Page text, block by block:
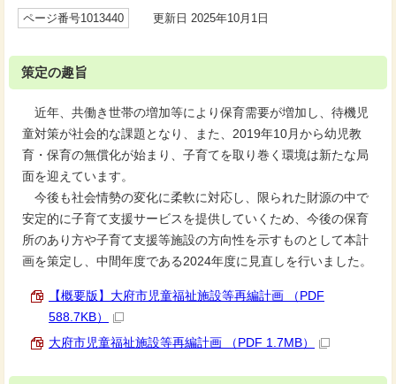
ページ番号1013440 更新日 2025年10月1日
策定の趣旨
近年、共働き世帯の増加等により保育需要が増加し、待機児
童対策が社会的な課題となり、また、2019年10月から幼児教
育・保育の無償化が始まり、子育てを取り巻く環境は新たな局
面を迎えています。
今後も社会情勢の変化に柔軟に対応し、限られた財源の中で
安定的に子育て支援サービスを提供していくため、今後の保育
所のあり方や子育て支援等施設の方向性を示すものとして本計
画を策定し、中間年度である2024年度に見直しを行いました。
【概要版】大府市児童福祉施設等再編計画 （PDF
588.7KB）
大府市児童福祉施設等再編計画 （PDF 1.7MB）